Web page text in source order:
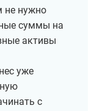
не нужно
суммы на
активы
уже
с